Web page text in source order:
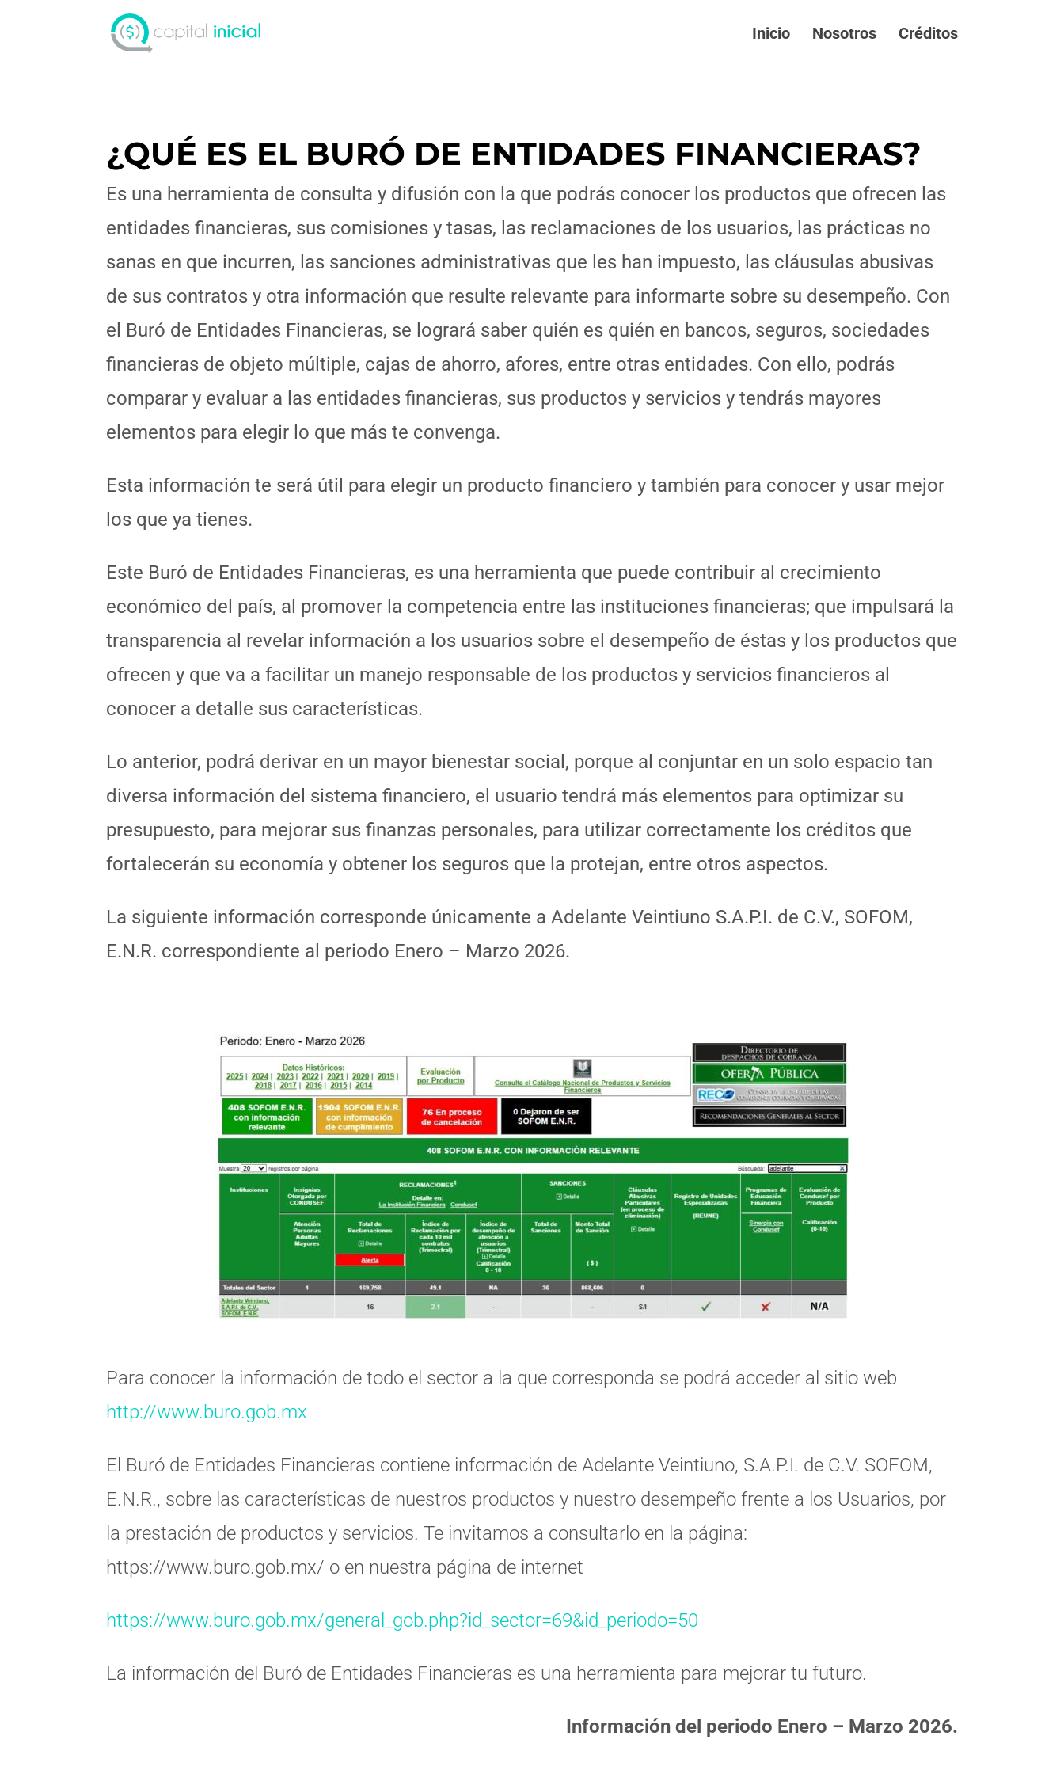
Inicio Nosotros Créditos
¿QUÉ ES EL BURÓ DE ENTIDADES FINANCIERAS?
Es una herramienta de consulta y difusión con la que podrás conocer los productos que ofrecen las
entidades financieras, sus comisiones y tasas, las reclamaciones de los usuarios, las prácticas no
sanas en que incurren, las sanciones administrativas que les han impuesto, las cláusulas abusivas
de sus contratos y otra información que resulte relevante para informarte sobre su desempeño. Con
el Buró de Entidades Financieras, se logrará saber quién es quién en bancos, seguros, sociedades
financieras de objeto múltiple, cajas de ahorro, afores, entre otras entidades. Con ello, podrás
comparar y evaluar a las entidades financieras, sus productos y servicios y tendrás mayores
elementos para elegir lo que más te convenga.
Esta información te será útil para elegir un producto financiero y también para conocer y usar mejor
los que ya tienes.
Este Buró de Entidades Financieras, es una herramienta que puede contribuir al crecimiento
económico del país, al promover la competencia entre las instituciones financieras; que impulsará la
transparencia al revelar información a los usuarios sobre el desempeño de éstas y los productos que
ofrecen y que va a facilitar un manejo responsable de los productos y servicios financieros al
conocer a detalle sus características.
Lo anterior, podrá derivar en un mayor bienestar social, porque al conjuntar en un solo espacio tan
diversa información del sistema financiero, el usuario tendrá más elementos para optimizar su
presupuesto, para mejorar sus finanzas personales, para utilizar correctamente los créditos que
fortalecerán su economía y obtener los seguros que la protejan, entre otros aspectos.
La siguiente información corresponde únicamente a Adelante Veintiuno S.A.P.I. de C.V., SOFOM,
E.N.R. correspondiente al periodo Enero – Marzo 2026.
Para conocer la información de todo el sector a la que corresponda se podrá acceder al sitio web
http://www.buro.gob.mx
El Buró de Entidades Financieras contiene información deAdelante Veintiuno, S.A.P.I. de C.V. SOFOM,
E.N.R., sobre las características de nuestros productos y nuestro desempeño frente a los Usuarios, por
la prestación de productos y servicios. Te invitamos a consultarlo en la página:
https://www.buro.gob.mx/ o en nuestra página de internet
https://www.buro.gob.mx/general_gob.php?id_sector=69&id_periodo=50
La información del Buró de Entidades Financieras es una herramienta para mejorar tu futuro.
Información del periodo Enero – Marzo 2026.